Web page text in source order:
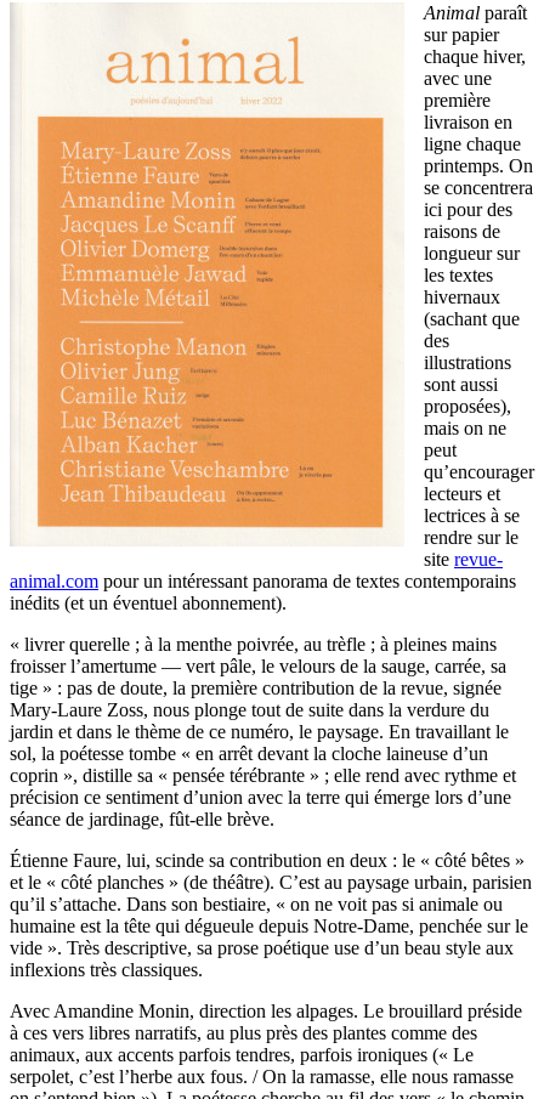
Animal paraît
sur papier
chaque hiver,
avec une
première
livraison en
ligne chaque
printemps. On
se concentrera
ici pour des
raisons de
longueur sur
les textes
hivernaux
(sachant que
des
illustrations
sont aussi
proposées),
mais on ne
peut
qu’encourager
lecteurs et
lectrices à se
rendre sur le
site revue-
animal.com pour un intéressant panorama de textes contemporains
inédits (et un éventuel abonnement).
« livrer querelle ; à la menthe poivrée, au trèfle ; à pleines mains
froisser l’amertume — vert pâle, le velours de la sauge, carrée, sa
tige » : pas de doute, la première contribution de la revue, signée
Mary-Laure Zoss, nous plonge tout de suite dans la verdure du
jardin et dans le thème de ce numéro, le paysage. En travaillant le
sol, la poétesse tombe « en arrêt devant la cloche laineuse d’un
coprin », distille sa « pensée térébrante » ; elle rend avec rythme et
précision ce sentiment d’union avec la terre qui émerge lors d’une
séance de jardinage, fût-elle brève.
Étienne Faure, lui, scinde sa contribution en deux : le « côté bêtes »
et le « côté planches » (de théâtre). C’est au paysage urbain, parisien
qu’il s’attache. Dans son bestiaire, « on ne voit pas si animale ou
humaine est la tête qui dégueule depuis Notre-Dame, penchée sur le
vide ». Très descriptive, sa prose poétique use d’un beau style aux
inflexions très classiques.
Avec Amandine Monin, direction les alpages. Le brouillard préside
à ces vers libres narratifs, au plus près des plantes comme des
animaux, aux accents parfois tendres, parfois ironiques (« Le
serpolet, c’est l’herbe aux fous. / On la ramasse, elle nous ramasse